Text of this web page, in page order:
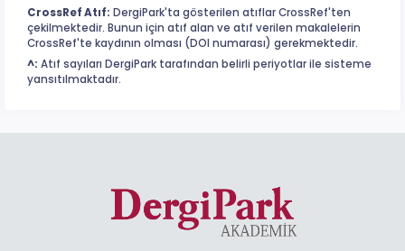
CrossRef Atıf: DergiPark'ta gösterilen atıflar CrossRef'ten
çekilmektedir. Bunun için atıf alan ve atıf verilen makalelerin
CrossRef'te kaydının olması (DOI numarası) gerekmektedir.
^: Atıf sayıları DergiPark tarafından belirli periyotlar ile sisteme
yansıtılmaktadır.